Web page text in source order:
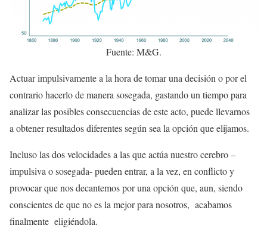
Fuente: M&G.
Actuar impulsivamente a la hora de tomar una decisión o por el
contrario hacerlo de manera sosegada, gastando un tiempo para
analizar las posibles consecuencias de este acto, puede llevarnos
a obtener resultados diferentes según sea la opción que elijamos.
Incluso las dos velocidades a las que actúa nuestro cerebro –
impulsiva o sosegada- pueden entrar, a la vez, en conflicto y
provocar que nos decantemos por una opción que, aun, siendo
conscientes de que no es la mejor para nosotros, acabamos
finalmente eligiéndola.